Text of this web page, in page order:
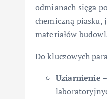
odmianach sięga
chemiczną piasku,
materiałów
Do kluczowych
Uziarnienie